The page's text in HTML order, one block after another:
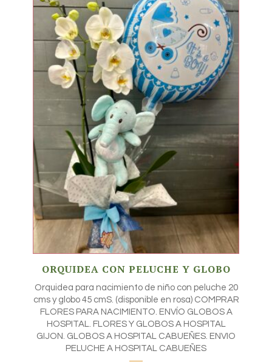
ORQUIDEA CON PELUCHE Y GLOBO
Orquidea para nacimiento de niño con peluche 20
cms y globo 45 cmS. (disponible en rosa) COMPRAR
FLORES PARA NACIMIENTO. ENVÍO GLOBOS A
HOSPITAL. FLORES Y GLOBOS A HOSPITAL
GIJON. GLOBOS A HOSPITAL CABUEÑES. ENVIO
PELUCHE A HOSPITAL CABUEÑES